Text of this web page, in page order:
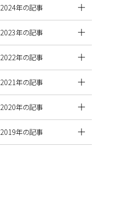
2024年の記事
2023年の記事
2022年の記事
2021年の記事
2020年の記事
2019年の記事